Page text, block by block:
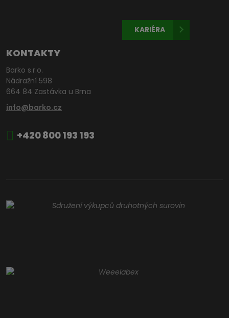
KARIÉRA
KONTAKTY
Barko s.r.o.
Nádražní 598
664 84 Zastávka u Brna
info@barko.cz
+420 800 193 193